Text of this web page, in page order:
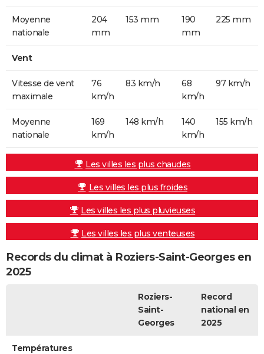
Moyenne
nationale
204
mm
153 mm
190
mm
225 mm
Vent
Vitesse de vent
maximale
76
km/h
83 km/h
68
km/h
97 km/h
Moyenne
nationale
169
km/h
148 km/h
140
km/h
155 km/h
Les villes les plus chaudes
Les villes les plus froides
Les villes les plus pluvieuses
Les villes les plus venteuses
Records du climat à Roziers-Saint-Georges en
2025
Roziers-
Saint-
Georges
Record
national en
2025
Températures